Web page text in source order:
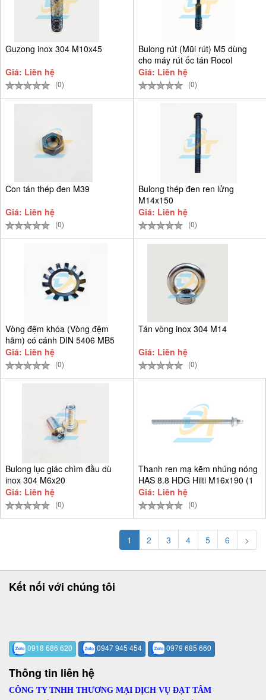
Guzong inox 304 M10x45
Giá: Liên hệ
(0)
Bulong rút (Mũi rút) M5 dùng
cho máy rút ốc tán Rocol
Giá: Liên hệ
(0)
Con tán thép đen M39
Giá: Liên hệ
(0)
Bulong thép đen ren lửng
M14x150
Giá: Liên hệ
(0)
Vòng đệm khóa (Vòng đệm
hãm) có cánh DIN 5406 MB5
D25
Giá: Liên hệ
(0)
Tán vòng inox 304 M14
Giá: Liên hệ
(0)
Bulong lục giác chìm đầu dù
inox 304 M6x20
Giá: Liên hệ
(0)
Thanh ren mạ kẽm nhúng nóng
HAS 8.8 HDG Hilti M16x190 (1
Giá: Liên hệ
(0)
1 2 3 4 5 6 >
Kết nối với chúng tôi
0918 686 620 0947 945 454 0979 685 660
Thông tin liên hệ
CÔNG TY TNHH THƯƠNG MẠI DỊCH VỤ ĐẠT TÂM